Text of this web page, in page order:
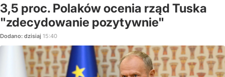
3,5 proc. Polaków ocenia rząd Tuska
"zdecydowanie pozytywnie"
Dodano: dzisiaj 15:40